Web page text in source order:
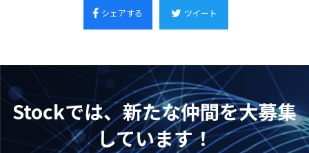
シェアする ツイート
Stockでは、新たな仲間を大募集
しています！